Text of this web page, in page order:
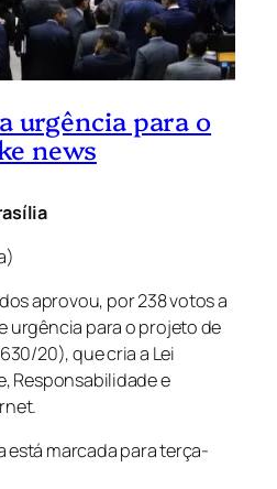
urgência para o
news
aprovou, por 238 votos a
urgência para o projeto de
20), que cria a Lei
Responsabilidade e
está marcada para terça-